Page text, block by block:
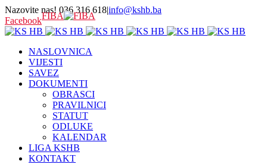
Nazovite nas! 036 316 618|info@kshb.ba
FacebookFIBA
NASLOVNICA
VIJESTI
SAVEZ
DOKUMENTI
OBRASCI
PRAVILNICI
STATUT
ODLUKE
KALENDAR
LIGA KSHB
KONTAKT